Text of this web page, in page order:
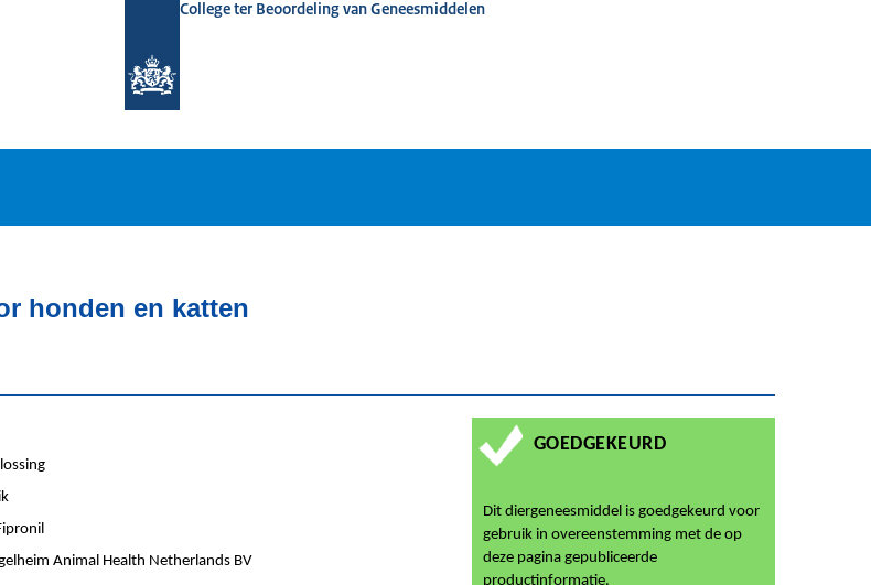
College ter Beoordeling van Geneesmiddelen
honden en katten
Animal Health Netherlands BV
GOEDGEKEURD
Dit diergeneesmiddel is goedgekeurd voor
gebruik in overeenstemming met de op
deze pagina gepubliceerde
productinformatie.